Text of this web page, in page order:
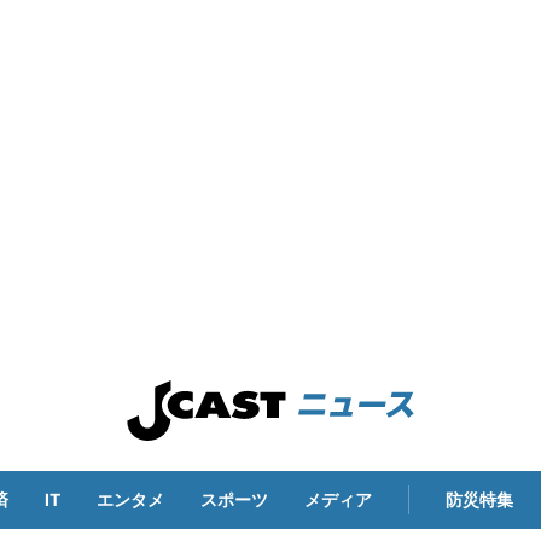
IT エンタメ スポーツ メディア 防災特集